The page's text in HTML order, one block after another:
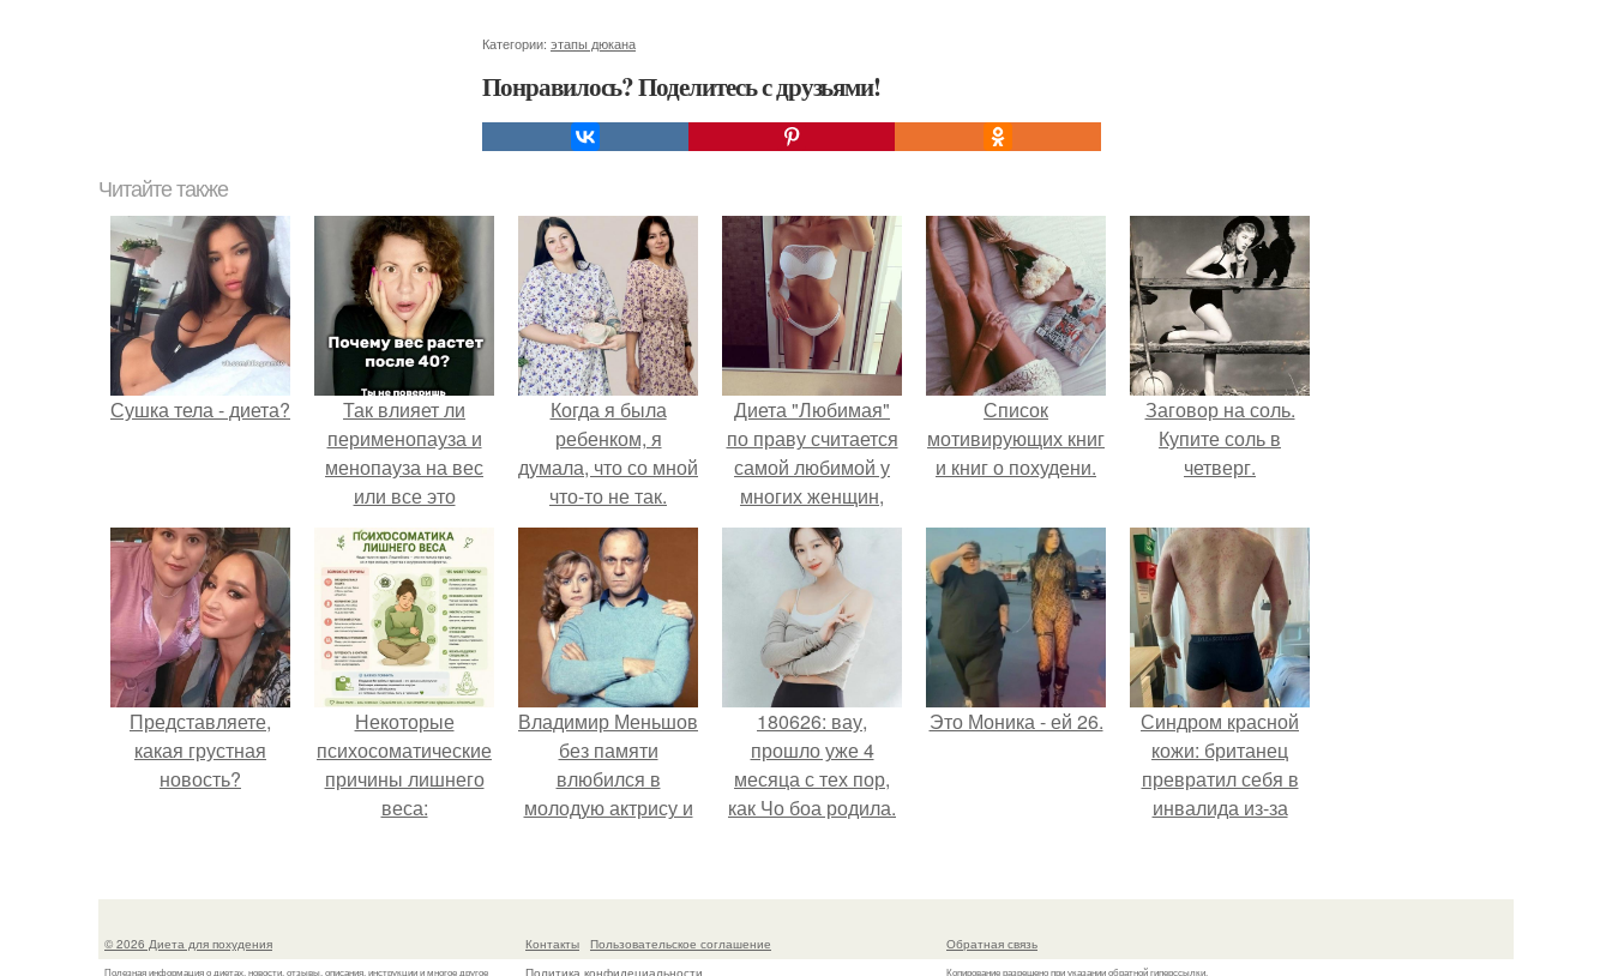
Категории: этапы дюкана
Понравилось? Поделитесь с друзьями!
Читайте также
Сушка тела - диета?
Так влияет ли
перименопауза и
менопауза на вес
или все это
ерунда?
Когда я была
ребенком, я
думала, что со мной
что-то не так.
Диета "Любимая"
по праву считается
самой любимой у
многих женщин,
постоянно
следящих за своей
фигурой.
Список
мотивирующих книг
и книг о похудени.
Заговор на соль.
Купите соль в
четверг.
Представляете,
какая грустная
новость?
Некоторые
психосоматические
причины лишнего
веса:
Владимир Меньшов
без памяти
влюбился в
молодую актрису и
неё.
180626: вау,
прошло уже 4
месяца с тех пор,
как Чо боа родила.
Это Моника - ей 26.
Синдром красной
кожи: британец
превратил себя в
инвалида из-за
мази.
© 2026 Диета для похудения
Полезная информация о диетах, новости, отзывы, описания, инструкции и многое другое
Контакты
Пользовательское соглашение
Политика конфидециальности
Обратная связь
Копирование разрешено при указании обратной гиперссылки.